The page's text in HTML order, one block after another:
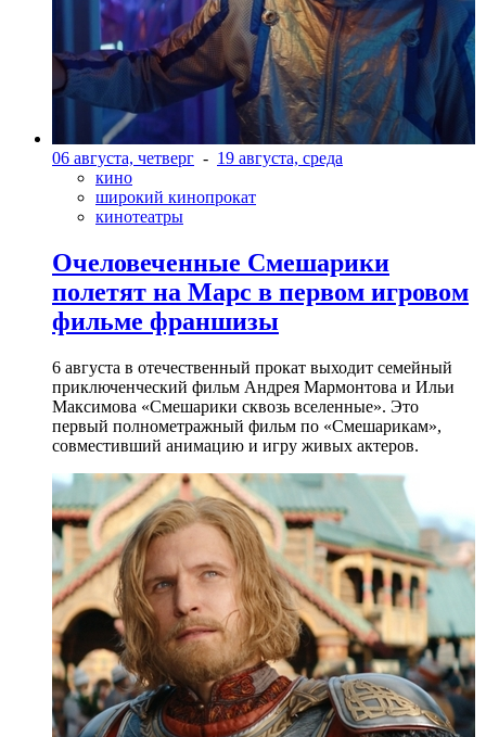
06 августа, четверг - 19 августа, среда
кино
широкий кинопрокат
кинотеатры
Очеловеченные Смешарики
полетят на Марс в первом игровом
фильме франшизы
6 августа в отечественный прокат выходит семейный
приключенческий фильм Андрея Мармонтова и Ильи
Максимова «Смешарики сквозь вселенные». Это
первый полнометражный фильм по «Смешарикам»,
совместивший анимацию и игру живых актеров.